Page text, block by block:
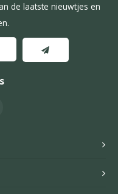
de laatste nieuwtjes en